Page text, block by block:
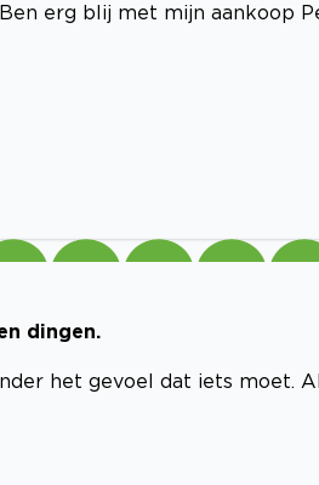
erg blij met mijn aankoop
dingen.
het gevoel dat iets moet.